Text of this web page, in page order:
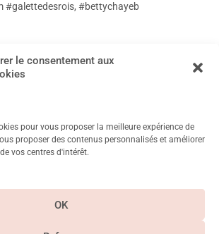
le consentement aux
pour vous proposer la meilleure expérience de
proposer des contenus personnalisés et améliorer
vos centres d'intérêt.
OK
#galettedesrois, #bettychayeb
Vanneau, Saint Placide